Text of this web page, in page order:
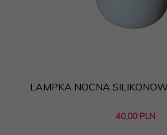
LAMPKA NOCNA
40,00 PLN